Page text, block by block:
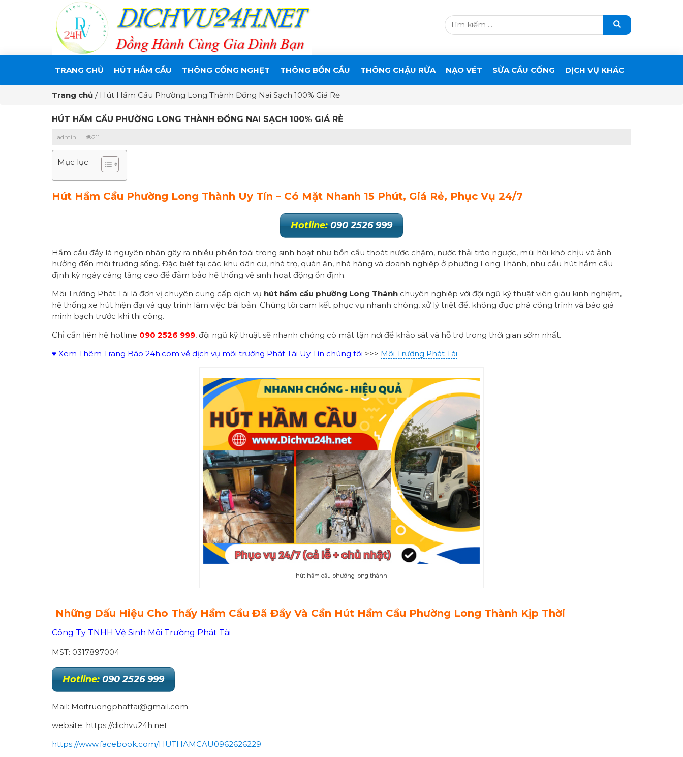
TRANG CHỦ HÚT HẦM CẦU THÔNG CỐNG NGHẸT THÔNG BỒN CẦU THÔNG CHẬU RỬA NẠO VÉT SỬA CẦU CỐNG DỊCH VỤ KHÁC
Trang chủ / Hút Hầm Cầu Phường Long Thành Đồng Nai Sạch 100% Giá Rẻ
HÚT HẦM CẦU PHƯỜNG LONG THÀNH ĐỒNG NAI SẠCH 100% GIÁ RẺ
admin 211
Mục lục
Hút Hầm Cầu Phường Long Thành Uy Tín – Có Mặt Nhanh 15 Phút, Giá Rẻ, Phục Vụ 24/7
Hotline: 090 2526 999
Hầm cầu đầy là nguyên nhân gây ra nhiều phiền toái trong sinh hoạt như bồn cầu thoát nước chậm, nước thải trào ngược, mùi hôi khó chịu và ảnh
hưởng đến môi trường sống. Đặc biệt tại các khu dân cư, nhà trọ, quán ăn, nhà hàng và doanh nghiệp ở phường Long Thành, nhu cầu hút hầm cầu
định kỳ ngày càng tăng cao để đảm bảo hệ thống vệ sinh hoạt động ổn định.
Môi Trường Phát Tài là đơn vị chuyên cung cấp dịch vụ hút hầm cầu phường Long Thành chuyên nghiệp với đội ngũ kỹ thuật viên giàu kinh nghiệm,
hệ thống xe hút hiện đại và quy trình làm việc bài bản. Chúng tôi cam kết phục vụ nhanh chóng, xử lý triệt để, không đục phá công trình và báo giá
minh bạch trước khi thi công.
Chỉ cần liên hệ hotline 090 2526 999, đội ngũ kỹ thuật sẽ nhanh chóng có mặt tận nơi để khảo sát và hỗ trợ trong thời gian sớm nhất.
♥ Xem Thêm Trang Báo 24h.com về dịch vụ môi trường Phát Tài Uy Tín chúng tôi >>> Môi Trường Phát Tài
hút hầm cầu phường long thành
Những Dấu Hiệu Cho Thấy Hầm Cầu Đã Đầy Và Cần Hút Hầm Cầu Phường Long Thành Kịp Thời
Công Ty TNHH Vệ Sinh Môi Trường Phát Tài
MST: 0317897004
Hotline: 090 2526 999
Mail: Moitruongphattai@gmail.com
website: https://dichvu24h.net
https://www.facebook.com/HUTHAMCAU0962626229